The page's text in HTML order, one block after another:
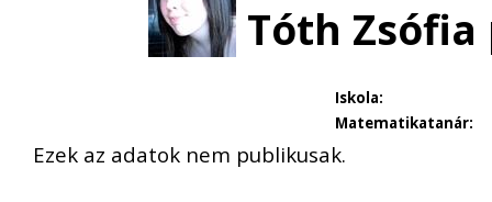
Tóth Zsófia
Iskola:
Matematikatanár:
Ezek az adatok nem publikusak.